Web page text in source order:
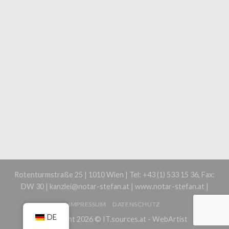
Rotenturmstraße 25 | 1010 Wien | Tel: +43 (1) 533 15 36, Fax:
DW 30 | kanzlei@notar-stefan.at | www.notar-stefan.at |
IMPRESSUM DATENSCHUTZ
Copyright 2026 © IT.sources.at - WebArtist
DE